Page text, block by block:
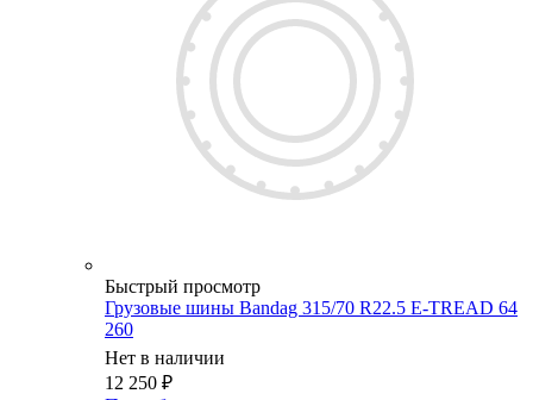
Быстрый просмотр
Грузовые шины Bandag 315/70 R22.5 E-TREAD 64
260
Нет в наличии
12 250 ₽